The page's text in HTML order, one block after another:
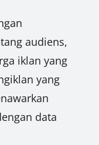
audiens,
iklan yang
yang
data